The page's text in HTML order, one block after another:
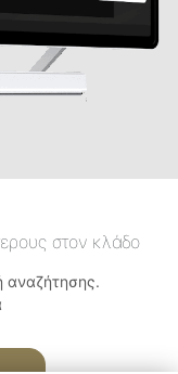
στον κλάδο
αναζήτησης.